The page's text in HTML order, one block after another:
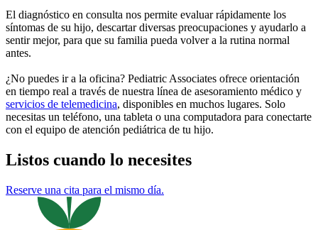
El diagnóstico en consulta nos permite evaluar rápidamente los
síntomas de su hijo, descartar diversas preocupaciones y ayudarlo a
sentir mejor, para que su familia pueda volver a la rutina normal
antes.
¿No puedes ir a la oficina? Pediatric Associates ofrece orientación
en tiempo real a través de nuestra línea de asesoramiento médico y
servicios de telemedicina, disponibles en muchos lugares. Solo
necesitas un teléfono, una tableta o una computadora para conectarte
con el equipo de atención pediátrica de tu hijo.
Listos cuando lo necesites
Reserve una cita para el mismo día.